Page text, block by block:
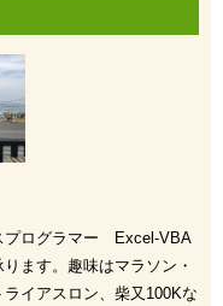
ログラマー Excel-VBA
ます。趣味はマラソン・
イアスロン、柴又100Kな